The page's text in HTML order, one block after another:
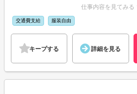
仕事内容を見てみる
交通費支給 服装自由
キープする 詳細を見る